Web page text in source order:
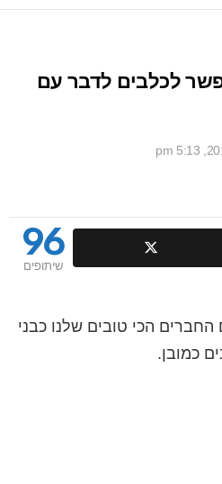
לכלבים לדבר עם
96
שיתופים
הכי טובים שלנו כבני
כמובן.